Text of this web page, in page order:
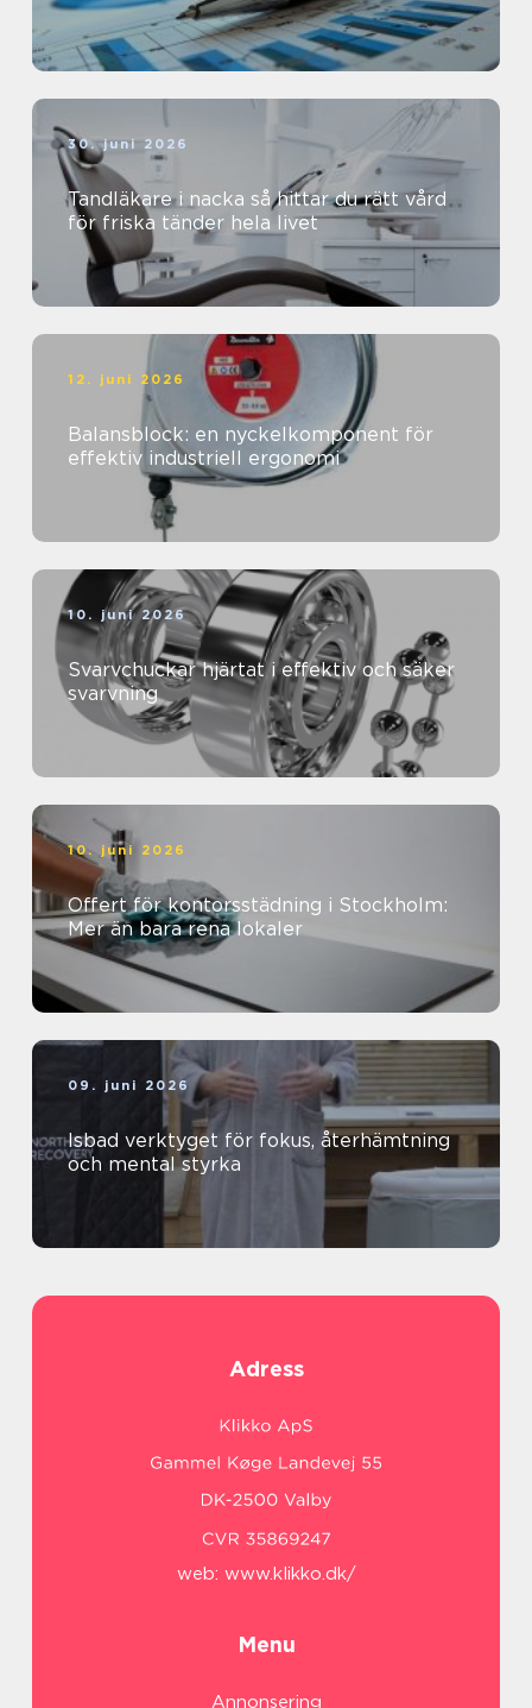
30. juni 2026
Tandläkare i nacka så hittar du rätt vård
för friska tänder hela livet
12. juni 2026
Balansblock: en nyckelkomponent för
effektiv industriell ergonomi
10. juni 2026
Svarvchuckar hjärtat i effektiv och säker
svarvning
10. juni 2026
Offert för kontorsstädning i Stockholm:
Mer än bara rena lokaler
09. juni 2026
Isbad verktyget för fokus, återhämtning
och mental styrka
Adress
web: www.klikko.dk/
Menu
Annonsering